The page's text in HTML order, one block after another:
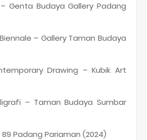
Genta Budaya Gallery Padang
– Gallery Taman Budaya
Drawing – Kubik Art
– Taman Budaya Sumbar
89 Padang Pariaman (2024)